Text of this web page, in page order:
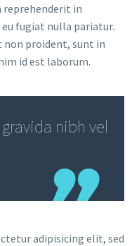
reprehenderit in
fugiat nulla pariatur.
non proident, sunt in
id est laborum.
nibh vel
adipisicing elit, sed